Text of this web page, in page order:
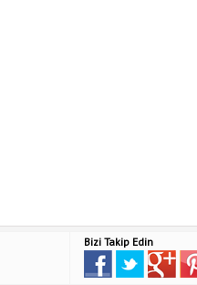
Bizi Takip Edin